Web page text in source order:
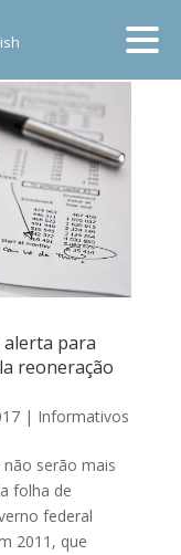
para
reoneração
| Informativos
serão mais
folha de
federal
2011, que